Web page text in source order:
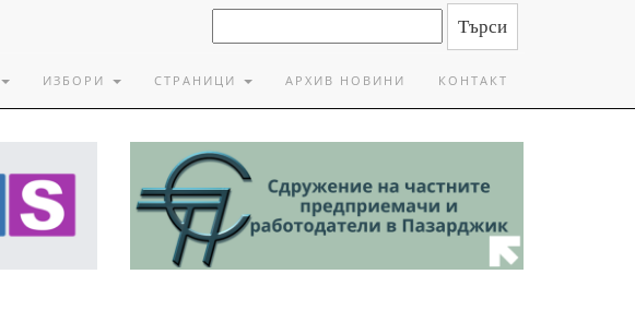
ИЗБОРИ СТРАНИЦИ АРХИВ НОВИНИ КОНТАКТ